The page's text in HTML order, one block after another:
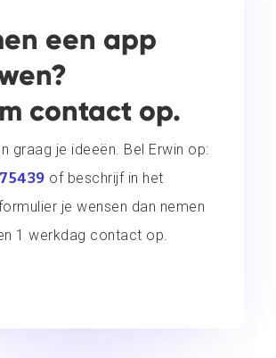
een app
contact op.
graag je ideeën. Bel Erwin op:
of beschrijf in het
je wensen dan nemen
1 werkdag contact op.